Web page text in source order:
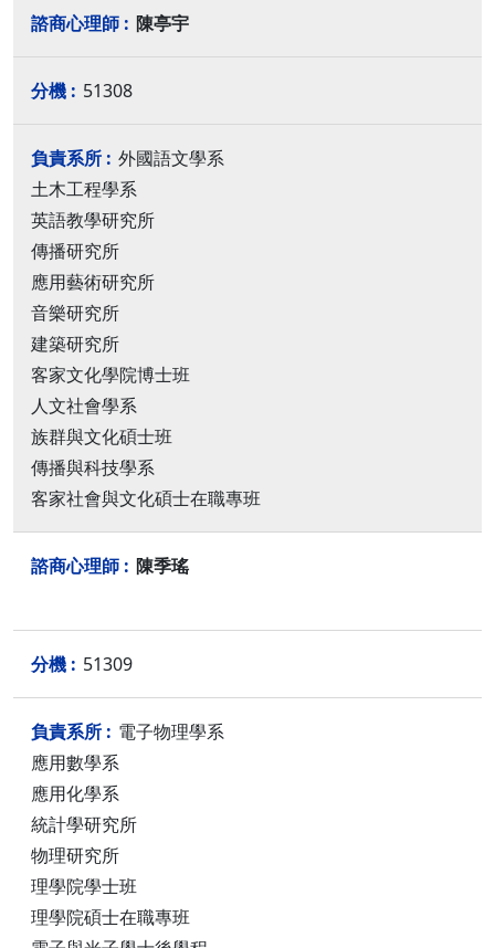
陳亭宇
51308
外國語文學系
土木工程學系
英語教學研究所
傳播研究所
應用藝術研究所
音樂研究所
建築研究所
客家文化學院博士班
人文社會學系
族群與文化碩士班
傳播與科技學系
客家社會與文化碩士在職專班
陳季瑤
51309
電子物理學系
應用數學系
應用化學系
統計學研究所
物理研究所
理學院學士班
理學院碩士在職專班